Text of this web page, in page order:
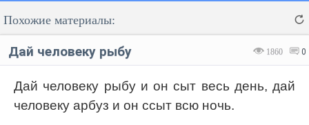
Похожие материалы:
1860 0
Дай человеку рыбу
Дай человеку рыбу и он сыт весь день, дай
человеку арбуз и он ссыт всю ночь.